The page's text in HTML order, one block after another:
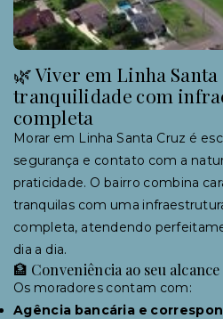
🌿 Viver em Linha Santa
tranquilidade com
completa
Morar em Linha Santa Cruz é
segurança e contato com a
praticidade. O bairro combina
tranquilas com uma
completa, atendendo
dia a dia.
🏦 Conveniência ao seu alcance
Os moradores contam com:
Agência bancária e